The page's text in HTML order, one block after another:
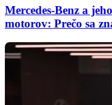
Mercedes-Benz a
motorov: Prečo sa